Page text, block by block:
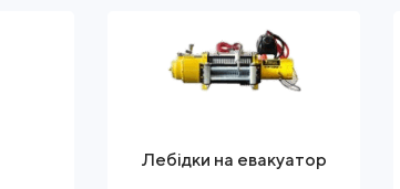
Лебідки на евакуатор